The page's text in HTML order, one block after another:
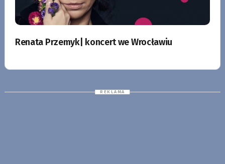
Renata Przemyk| koncert we Wrocławiu